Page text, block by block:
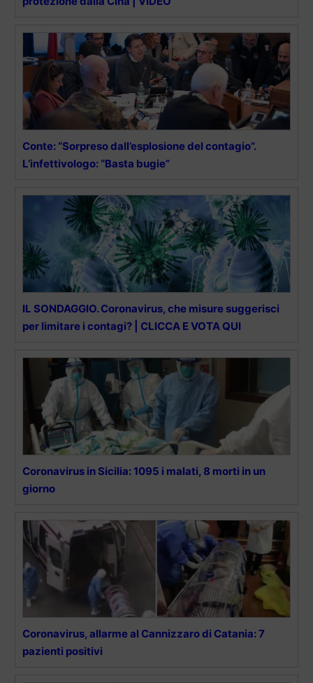
Conte: “Sorpreso dall’esplosione del contagio”.
L’infettivologo: “Basta bugie”
IL SONDAGGIO. Coronavirus, che misure suggerisci
per limitare i contagi? | CLICCA E VOTA QUI
Coronavirus in Sicilia: 1095 i malati, 8 morti in un
giorno
Coronavirus, allarme al Cannizzaro di Catania: 7
pazienti positivi